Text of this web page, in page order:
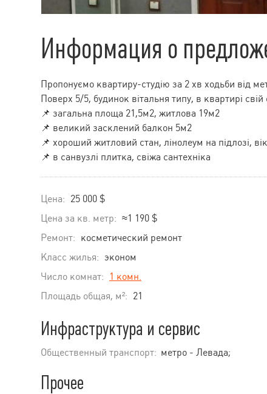
Информация о
Пропонуємо квартиру-студію за 2 хв ходьби від
Поверх 5/5, будинок вітальня типу, в квартирі
📌 загальна площа 21,5м2, житлова 19м2
📌 великий засклений балкон 5м2
📌 хороший житловий стан, лінолеум на підлозі,
📌 в санвузлі плитка, свіжа сантехніка
Цена: 25 000 $
Цена за кв. метр: ≈1 190 $
Ремонт: косметический ремонт
Класс жилья: эконом
Число комнат:
1 комн.
Площадь общая, м²: 21
Инфраструктура и сервис
Общественный транспорт: метро - Левада;
Прочее